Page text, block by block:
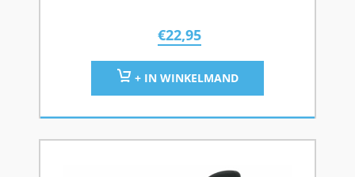
€22,95
+ IN WINKELMAND